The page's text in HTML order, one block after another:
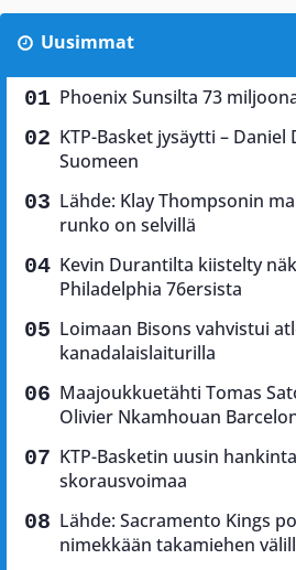
Uusimmat
Phoenix Sunsilta 73
KTP-Basket jysäytti – Daniel
Suomeen
Lähde: Klay Thompsonin
runko on selvillä
Kevin Durantilta kiistelty
Philadelphia 76ersista
Loimaan Bisons vahvistui
kanadalaislaiturilla
Maajoukkuetähti Tomas
Olivier Nkamhouan
KTP-Basketin uusin
skorausvoimaa
Lähde: Sacramento Kings
nimekkään takamiehen